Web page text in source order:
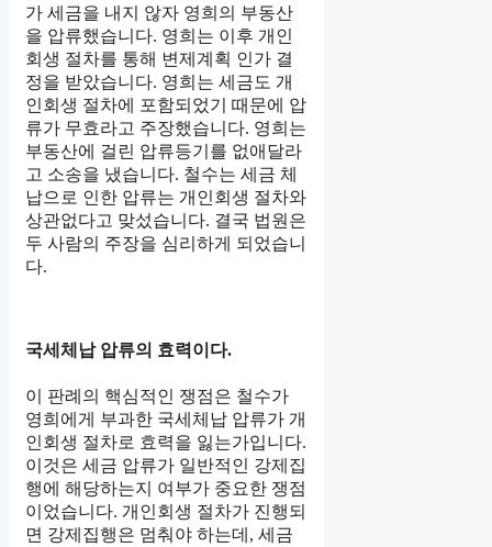
가 세금을 내지 않자 영희의 부동산
을 압류했습니다. 영희는 이후 개인
회생 절차를 통해 변제계획 인가 결
정을 받았습니다. 영희는 세금도 개
인회생 절차에 포함되었기 때문에 압
류가 무효라고 주장했습니다. 영희는
부동산에 걸린 압류등기를 없애달라
고 소송을 냈습니다. 철수는 세금 체
납으로 인한 압류는 개인회생 절차와
상관없다고 맞섰습니다. 결국 법원은
두 사람의 주장을 심리하게 되었습니
다.
국세체납 압류의 효력이다.
이 판례의 핵심적인 쟁점은 철수가
영희에게 부과한 국세체납 압류가 개
인회생 절차로 효력을 잃는가입니다.
이것은 세금 압류가 일반적인 강제집
행에 해당하는지 여부가 중요한 쟁점
이었습니다. 개인회생 절차가 진행되
면 강제집행은 멈춰야 하는데, 세금